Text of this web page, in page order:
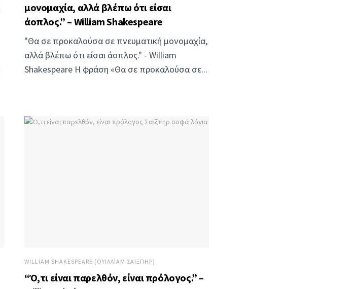
μονομαχία, αλλά βλέπω ότι είσαι
άοπλος.” – William Shakespeare
"Θα σε προκαλούσα σε πνευματική μονομαχία,
αλλά βλέπω ότι είσαι άοπλος." - William
Shakespeare Η φράση «Θα σε προκαλούσα σε...
WILLIAM SHAKESPEARE (ΟΥΊΛΛΙΑΜ ΣΑΊΞΠΗΡ)
“Ό,τι είναι παρελθόν, είναι πρόλογος.” –